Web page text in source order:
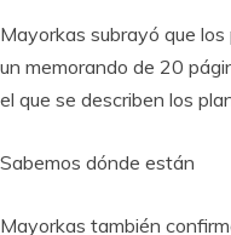
Mayorkas subrayó que
un memorando de 20
el que se describen los
Sabemos dónde están
Mayorkas también